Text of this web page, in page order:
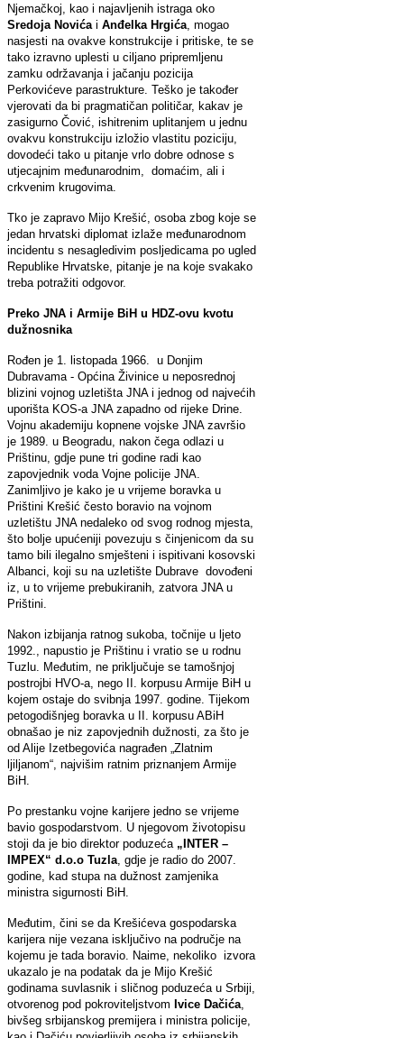
Njemačkoj, kao i najavljenih istraga oko
Sredoja Novića i Anđelka Hrgića , mogao
nasjesti na ovakve konstrukcije i pritiske, te se
tako izravno uplesti u ciljano pripremljenu
zamku održavanja i jačanju pozicija
Perkovićeve parastrukture. Teško je također
vjerovati da bi pragmatičan političar, kakav je
zasigurno Čović, ishitrenim uplitanjem u jednu
ovakvu konstrukciju izložio vlastitu poziciju,
dovodeći tako u pitanje vrlo dobre odnose s
utjecajnim međunarodnim, domaćim, ali i
crkvenim krugovima.
Tko je zapravo Mijo Krešić, osoba zbog koje se
jedan hrvatski diplomat izlaže međunarodnom
incidentu s nesagledivim posljedicama po ugled
Republike Hrvatske, pitanje je na koje svakako
treba potražiti odgovor.
Preko JNA i Armije BiH u HDZ-ovu kvotu
dužnosnika
Rođen je 1. listopada 1966. u Donjim
Dubravama - Općina Živinice u neposrednoj
blizini vojnog uzletišta JNA i jednog od najvećih
uporišta KOS-a JNA zapadno od rijeke Drine.
Vojnu akademiju kopnene vojske JNA završio
je 1989. u Beogradu, nakon čega odlazi u
Prištinu, gdje pune tri godine radi kao
zapovjednik voda Vojne policije JNA.
Zanimljivo je kako je u vrijeme boravka u
Prištini Krešić često boravio na vojnom
uzletištu JNA nedaleko od svog rodnog mjesta,
što bolje upućeniji povezuju s činjenicom da su
tamo bili ilegalno smješteni i ispitivani kosovski
Albanci, koji su na uzletište Dubrave dovođeni
iz, u to vrijeme prebukiranih, zatvora JNA u
Prištini.
Nakon izbijanja ratnog sukoba, točnije u ljeto
1992., napustio je Prištinu i vratio se u rodnu
Tuzlu. Međutim, ne priključuje se tamošnjoj
postrojbi HVO-a, nego II. korpusu Armije BiH u
kojem ostaje do svibnja 1997. godine. Tijekom
petogodišnjeg boravka u II. korpusu ABiH
obnašao je niz zapovjednih dužnosti, za što je
od Alije Izetbegovića nagrađen „Zlatnim
ljiljanom“, najvišim ratnim priznanjem Armije
BiH.
Po prestanku vojne karijere jedno se vrijeme
bavio gospodarstvom. U njegovom životopisu
stoji da je bio direktor poduzeća „INTER –
IMPEX“ d.o.o Tuzla , gdje je radio do 2007.
godine, kad stupa na dužnost zamjenika
ministra sigurnosti BiH.
Međutim, čini se da Krešićeva gospodarska
karijera nije vezana isključivo na područje na
kojemu je tada boravio. Naime, nekoliko izvora
ukazalo je na podatak da je Mijo Krešić
godinama suvlasnik i sličnog poduzeća u Srbiji,
otvorenog pod pokroviteljstvom Ivice Dačića
bivšeg srbijanskog premijera i ministra policije,